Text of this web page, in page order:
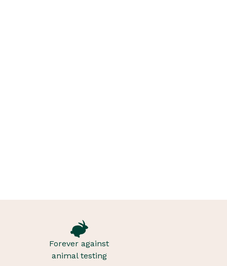
Forever against
animal testing